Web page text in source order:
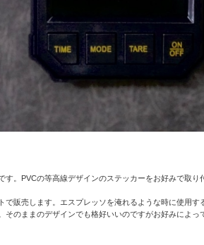
。PVCの等高線デザインのステッカーをお好みで取り
販売します。エスプレッソを淹れるような時に使用
のままのデザインでも格好いいのですがお好みによ